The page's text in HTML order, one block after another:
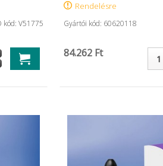
kód: V51775
Rendelésre
Gyártói kód: 60620118
84.262 Ft